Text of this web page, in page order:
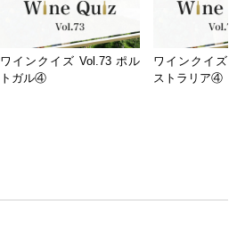
ワインクイズ Vol.73 ポル
トガル④
ワインクイズ
ストラリア④